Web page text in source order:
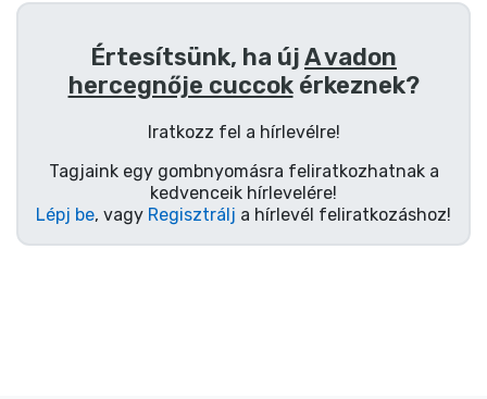
Értesítsünk, ha újA vadon
hercegnője cuccokérkeznek?
Iratkozz fel a hírlevélre!
Tagjaink egy gombnyomásra feliratkozhatnak a
kedvenceik hírlevelére!
Lépj be, vagy Regisztrálj a hírlevél feliratkozáshoz!
Filmes cuccok
Animés cuccok